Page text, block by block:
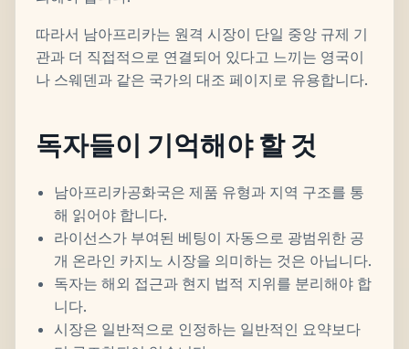
따라서 남아프리카는 원격 시장이 단일 중앙 규제 기
관과 더 직접적으로 연결되어 있다고 느끼는 영국이
나 스웨덴과 같은 국가의 대조 페이지로 유용합니다.
독자들이 기억해야 할 것
남아프리카공화국은 제품 유형과 지역 구조를 통
해 읽어야 합니다.
라이선스가 부여된 베팅이 자동으로 광범위한 공
개 온라인 카지노 시장을 의미하는 것은 아닙니다.
독자는 해외 접근과 현지 법적 지위를 분리해야 합
니다.
시장은 일반적으로 인정하는 일반적인 요약보다